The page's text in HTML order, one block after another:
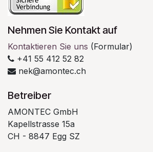
Nehmen Sie Kontakt auf
Kontaktieren Sie uns (Formular)
+41 55 412 52 82
nek@amontec.ch
Betreiber
AMONTEC GmbH
Kapellstrasse 15a
CH - 8847 Egg SZ